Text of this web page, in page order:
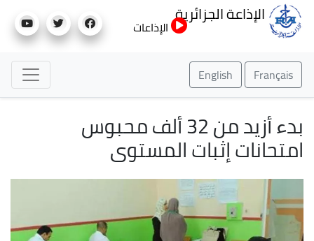
إلى
الإذاعة الجزائرية
الإذاعات
Français
English
بدء أزيد من 32 ألف محبوس
امتحانات إثبات المستوى